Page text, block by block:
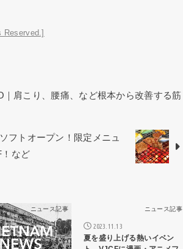
Reserved.]
｜肩こり、腰痛、など根本から改善する筋
フトオープン！限定メニュ
など
ニュース記事 ニュース記事
2023.11.13
夏を盛り上げる熱いイベン